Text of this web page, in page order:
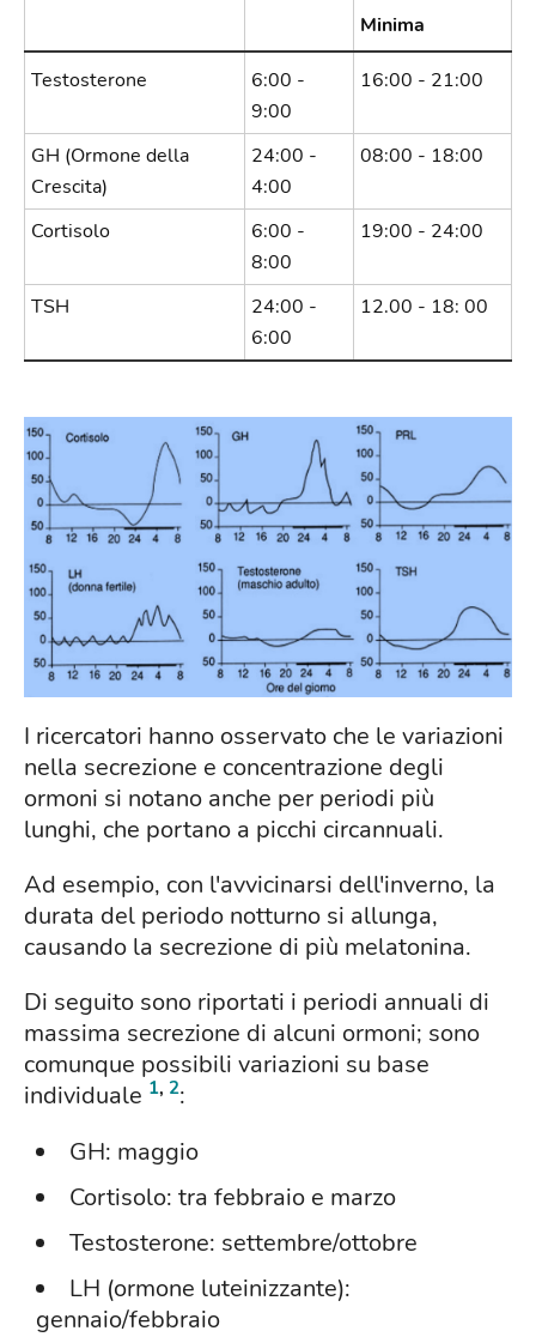
Minima
Testosterone
6:00 -
9:00
16:00 - 21:00
GH (Ormone della
Crescita)
24:00 -
4:00
08:00 - 18:00
Cortisolo
6:00 -
8:00
19:00 - 24:00
TSH
24:00 -
6:00
12.00 - 18: 00
I ricercatori hanno osservato che le variazioni
nella secrezione e concentrazione degli
ormoni si notano anche per periodi più
lunghi, che portano a picchi circannuali.
Ad esempio, con l'avvicinarsi dell'inverno, la
durata del periodo notturno si allunga,
causando la secrezione di più melatonina.
Di seguito sono riportati i periodi annuali di
massima secrezione di alcuni ormoni; sono
comunque possibili variazioni su base
individuale 1, 2:
GH: maggio
Cortisolo: tra febbraio e marzo
Testosterone: settembre/ottobre
LH (ormone luteinizzante):
gennaio/febbraio